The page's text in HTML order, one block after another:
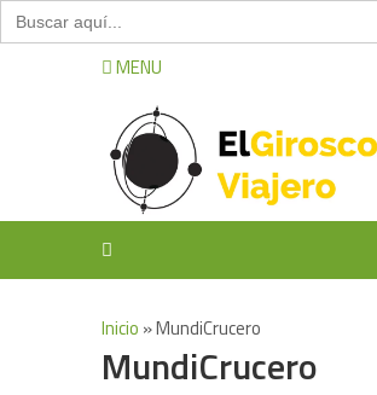
Buscar:
MENU
Inicio »MundiCrucero
MundiCrucero